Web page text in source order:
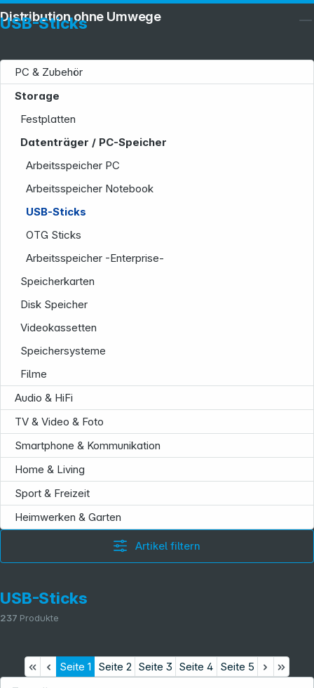
USB-Sticks
PC & Zubehör
Storage
Festplatten
Datenträger / PC-Speicher
Arbeitsspeicher PC
Arbeitsspeicher Notebook
USB-Sticks
OTG Sticks
Arbeitsspeicher -Enterprise-
Speicherkarten
Disk Speicher
Videokassetten
Speichersysteme
Filme
Audio & HiFi
TV & Video & Foto
Smartphone & Kommunikation
Home & Living
Sport & Freizeit
Heimwerken & Garten
Artikel filtern
USB-Sticks
237 Produkte
Seite 1 Seite 2 Seite 3 Seite 4 Seite 5
Distribution ohne Umwege
Service